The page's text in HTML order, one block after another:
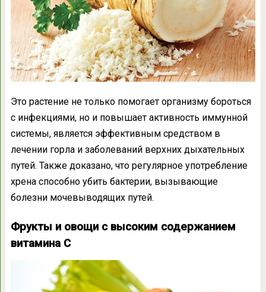
Это растение не только помогает организму бороться
с инфекциями, но и повышает активность иммунной
системы, является эффективным средством в
лечении горла и заболеваний верхних дыхательных
путей. Также доказано, что регулярное употребление
хрена способно убить бактерии, вызывающие
болезни мочевыводящих путей.
Фрукты и овощи с высоким содержанием
витамина С